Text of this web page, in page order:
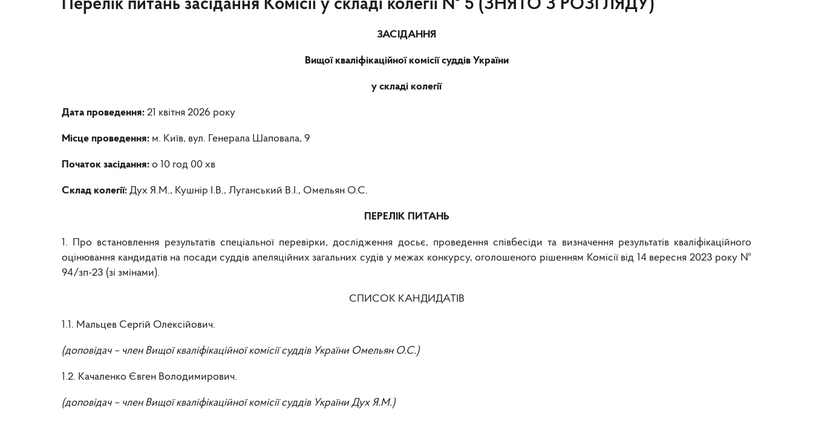
Перелік питань засідання Комісії у складі колегії № 5 (ЗНЯТО З РОЗГЛЯДУ)
ЗАСІДАННЯ
Вищої кваліфікаційної комісії суддів України
у складі колегії
Дата проведення: 21 квітня 2026 року
Місце проведення: м. Київ, вул. Генерала Шаповала, 9
Початок засідання: о 10 год 00 хв
Склад колегії: Дух Я.М., Кушнір І.В., Луганський В.І., Омельян О.С.
ПЕРЕЛІК ПИТАНЬ
1. Про встановлення результатів спеціальної перевірки, дослідження досьє, проведення співбесіди та визначення результатів кваліфікаційного
оцінювання кандидатів на посади суддів апеляційних загальних судів у межах конкурсу, оголошеного рішенням Комісії від 14 вересня 2023 року №
94/зп-23 (зі змінами).
СПИСОК КАНДИДАТІВ
1.1. Мальцев Сергій Олексійович.
(доповідач – член Вищої кваліфікаційної комісії суддів України Омельян О.С.)
1.2. Качаленко Євген Володимирович.
(доповідач – член Вищої кваліфікаційної комісії суддів України Дух Я.М.)